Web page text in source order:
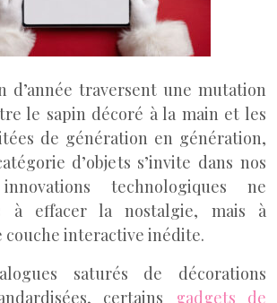
d’année traversent une mutation
le sapin décoré à la main et les
de génération en génération,
d’objets s’invite dans nos
technologiques ne
à effacer la nostalgie, mais à
couche interactive inédite.
saturés de décorations
certains
gadgets de